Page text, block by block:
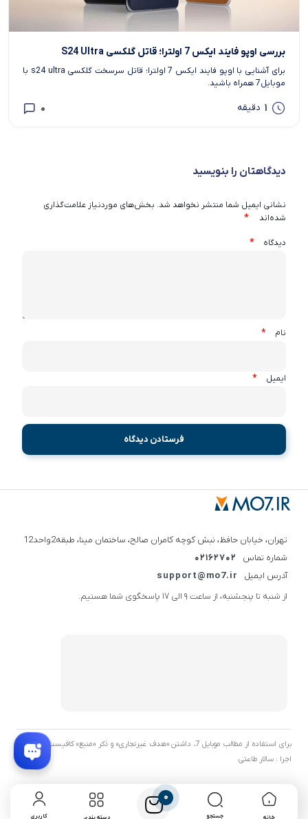
بررسی اوپو فایند ایکس 7 اولترا؛ قاتل گلکسی S24 Ultra
برای آشنایی با اوپو فایند ایکس 7 اولترا؛ قاتل سرسخت گلکسی s24 ultra با
موبایل7 همراه باشید.
1 دقیقه 0
دیدگاهتان را بنویسید
نشانی ایمیل شما منتشر نخواهد شد. بخش‌های موردنیاز علامت‌گذاری
شده‌اند
*
دیدگاه *
نام *
ایمیل *
خانه جستجو
0
دسته بندی کاربری
تهران، خیابان حافظ، نبش کوچه کامران صالح، ساختمان مینا، طبقه2واحد12
شماره تماس
02162702
آدرس ایمیل
support@mo7.ir
از شنبه تا پنجشنبه، از ساعت 9 الی 17 پاسخگوی شما هستیم.
برای استفاده از مطالب موبایل 7، داشتن «هدف غیرتجاری» و ذکر «منبع» کافیست. توسعه و
اجرا : سالار طاعتی